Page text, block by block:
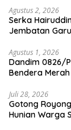
Agustus 2, 2026
Serka
Jembatan
Agustus 1, 2026
Dandim 0826/
Bendera Merah
Juli 28, 2026
Gotong
Hunian Warga